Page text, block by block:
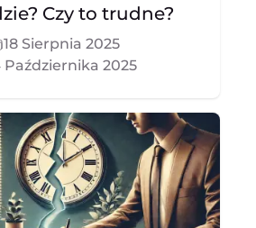
Czy to trudne?
18 Sierpnia 2025
Października 2025